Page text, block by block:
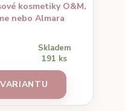
kosmetiky O&M,
nebo Almara
Skladem
191 ks